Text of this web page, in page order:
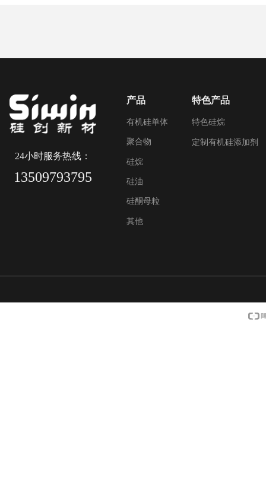
产品
有机硅单体
聚合物
硅烷
硅油
硅酮母粒
其他
特色产品
特色硅烷
定制有机硅添加剂
24小时服务热线：
13509793795